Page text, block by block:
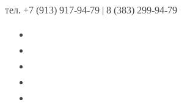
тел. +7 (913) 917-94-79 | 8 (383) 299-94-79